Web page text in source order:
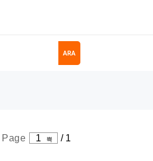
ARA
Page 1 / 1